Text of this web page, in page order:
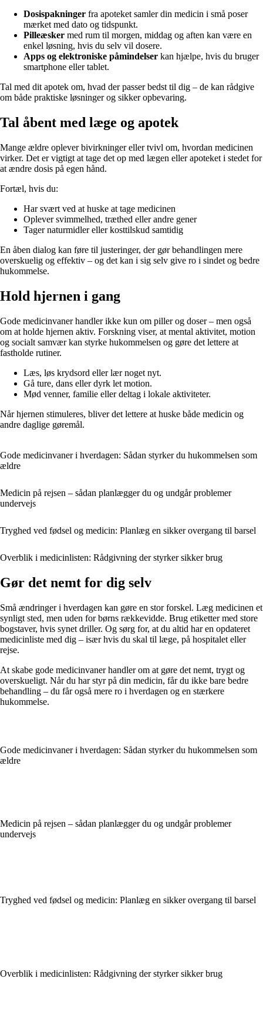
Dosispakninger fra apoteket samler din medicin i små poser
mærket med dato og tidspunkt.
Pilleæsker med rum til morgen, middag og aften kan være en
enkel løsning, hvis du selv vil dosere.
Apps og elektroniske påmindelser kan hjælpe, hvis du bruger
smartphone eller tablet.
Tal med dit apotek om, hvad der passer bedst til dig – de kan rådgive
om både praktiske løsninger og sikker opbevaring.
Tal åbent med læge og apotek
Mange ældre oplever bivirkninger eller tvivl om, hvordan medicinen
virker. Det er vigtigt at tage det op med lægen eller apoteket i stedet for
at ændre dosis på egen hånd.
Fortæl, hvis du:
Har svært ved at huske at tage medicinen
Oplever svimmelhed, træthed eller andre gener
Tager naturmidler eller kosttilskud samtidig
En åben dialog kan føre til justeringer, der gør behandlingen mere
overskuelig og effektiv – og det kan i sig selv give ro i sindet og bedre
hukommelse.
Hold hjernen i gang
Gode medicinvaner handler ikke kun om piller og doser – men også
om at holde hjernen aktiv. Forskning viser, at mental aktivitet, motion
og socialt samvær kan styrke hukommelsen og gøre det lettere at
fastholde rutiner.
Læs, løs krydsord eller lær noget nyt.
Gå ture, dans eller dyrk let motion.
Mød venner, familie eller deltag i lokale aktiviteter.
Når hjernen stimuleres, bliver det lettere at huske både medicin og
andre daglige gøremål.
Gode medicinvaner i hverdagen: Sådan styrker du hukommelsen som
ældre
Medicin på rejsen – sådan planlægger du og undgår problemer
undervejs
Tryghed ved fødsel og medicin: Planlæg en sikker overgang til barsel
Overblik i medicinlisten: Rådgivning der styrker sikker brug
Gør det nemt for dig selv
Små ændringer i hverdagen kan gøre en stor forskel. Læg medicinen et
synligt sted, men uden for børns rækkevidde. Brug etiketter med store
bogstaver, hvis synet driller. Og sørg for, at du altid har en opdateret
medicinliste med dig – især hvis du skal til læge, på hospitalet eller
rejse.
At skabe gode medicinvaner handler om at gøre det nemt, trygt og
overskueligt. Når du har styr på din medicin, får du ikke bare bedre
behandling – du får også mere ro i hverdagen og en stærkere
hukommelse.
Gode medicinvaner i hverdagen: Sådan styrker du hukommelsen som
ældre
Medicin på rejsen – sådan planlægger du og undgår problemer
undervejs
Tryghed ved fødsel og medicin: Planlæg en sikker overgang til barsel
Overblik i medicinlisten: Rådgivning der styrker sikker brug